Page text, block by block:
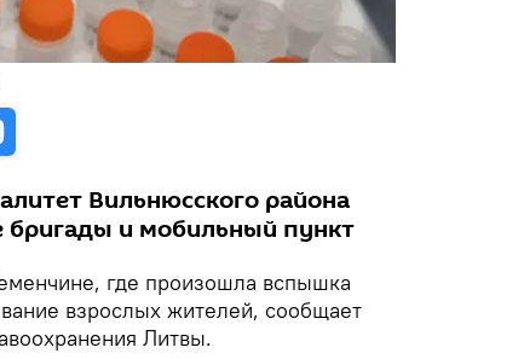
Вильнюсского района
и мобильный пункт
где произошла вспышка
взрослых жителей, сообщает
Литвы.